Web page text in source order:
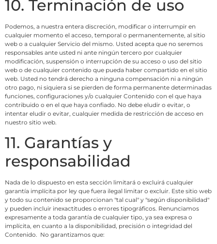
10. Terminación de uso
Podemos, a nuestra entera discreción, modificar o interrumpir en
cualquier momento el acceso, temporal o permanentemente, al sitio
web o a cualquier Servicio del mismo. Usted acepta que no seremos
responsables ante usted ni ante ningún tercero por cualquier
modificación, suspensión o interrupción de su acceso o uso del sitio
web o de cualquier contenido que pueda haber compartido en el sitio
web. Usted no tendrá derecho a ninguna compensación ni a ningún
otro pago, ni siquiera si se pierden de forma permanente determinadas
funciones, configuraciones y/o cualquier Contenido con el que haya
contribuido o en el que haya confiado. No debe eludir o evitar, o
intentar eludir o evitar, cualquier medida de restricción de acceso en
nuestro sitio web.
11. Garantías y
responsabilidad
Nada de lo dispuesto en esta sección limitará o excluirá cualquier
garantía implícita por ley que fuera ilegal limitar o excluir. Este sitio web
y todo su contenido se proporcionan "tal cual" y "según disponibilidad"
y pueden incluir inexactitudes o errores tipográficos. Renunciamos
expresamente a toda garantía de cualquier tipo, ya sea expresa o
implícita, en cuanto a la disponibilidad, precisión o integridad del
Contenido. No garantizamos que: